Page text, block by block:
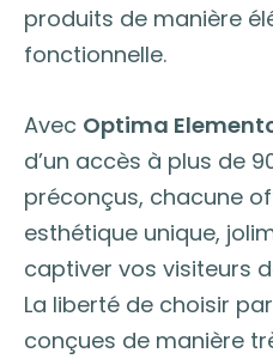
produits de manière
fonctionnelle.
Avec Optima
d’un accès à plus de
préconçus, chacune
esthétique unique,
captiver vos visiteurs
La liberté de choisir
conçues de manière